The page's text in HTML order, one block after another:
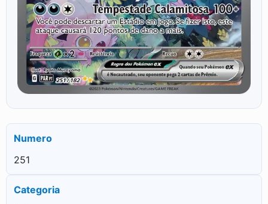
Numero
251
Categoria